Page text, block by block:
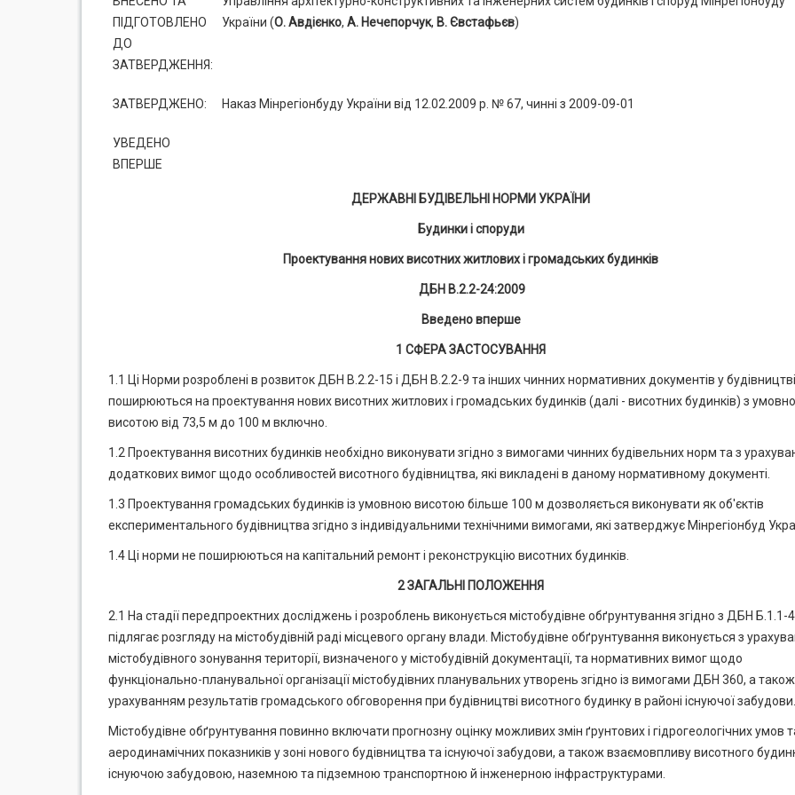
ПІДГОТОВЛЕНО
ДО
ЗАТВЕРДЖЕННЯ:
України (О. Авдієнко, А. Нечепорчук, В. Євстафьєв)
ЗАТВЕРДЖЕНО: Наказ Мінрегіонбуду України від 12.02.2009 р. № 67, чинні з 2009-09-01
УВЕДЕНО
ВПЕРШЕ
ДЕРЖАВНІ БУДІВЕЛЬНІ НОРМИ УКРАЇНИ
Будинки і споруди
Проектування нових висотних житлових і громадських будинків
ДБН В.2.2-24:2009
Введено вперше
1 СФЕРА ЗАСТОСУВАННЯ
1.1 Ці Норми розроблені в розвиток ДБН В.2.2-15 і ДБН В.2.2-9 та інших чинних нормативних документів у будівництві
поширюються на проектування нових висотних житлових і громадських будинків (далі - висотних будинків) з
висотою від 73,5 м до 100 м включно.
1.2 Проектування висотних будинків необхідно виконувати згідно з вимогами чинних будівельних норм та з
додаткових вимог щодо особливостей висотного будівництва, які викладені в даному нормативному документі.
1.3 Проектування громадських будинків із умовною висотою більше 100 м дозволяється виконувати як об'єктів
експериментального будівництва згідно з індивідуальними технічними вимогами, які затверджує Мінрегіонбуд
1.4 Ці норми не поширюються на капітальний ремонт і реконструкцію висотних будинків.
2 ЗАГАЛЬНІ ПОЛОЖЕННЯ
2.1 На стадії передпроектних досліджень і розроблень виконується містобудівне обґрунтування згідно з ДБН Б.1.1-
підлягає розгляду на містобудівній раді місцевого органу влади. Містобудівне обґрунтування виконується з
містобудівного зонування території, визначеного у містобудівній документації, та нормативних вимог щодо
функціонально-планувальної організації містобудівних планувальних утворень згідно із вимогами ДБН 360, а також
урахуванням результатів громадського обговорення при будівництві висотного будинку в районі існуючої забудови.
Містобудівне обґрунтування повинно включати прогнозну оцінку можливих змін ґрунтових і гідрогеологічних умов
аеродинамічних показників у зоні нового будівництва та існуючої забудови, а також взаємовпливу висотного
існуючою забудовою, наземною та підземною транспортною й інженерною інфраструктурами.